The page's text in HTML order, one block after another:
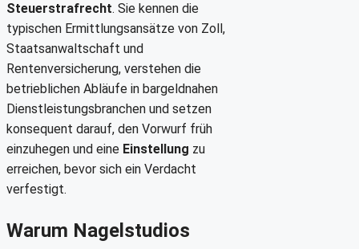
Steuerstrafrecht. Sie kennen die
typischen Ermittlungsansätze von Zoll,
Staatsanwaltschaft und
Rentenversicherung, verstehen die
betrieblichen Abläufe in bargeldnahen
Dienstleistungsbranchen und setzen
konsequent darauf, den Vorwurf früh
einzuhegen und eine Einstellung zu
erreichen, bevor sich ein Verdacht
verfestigt.
Warum Nagelstudios